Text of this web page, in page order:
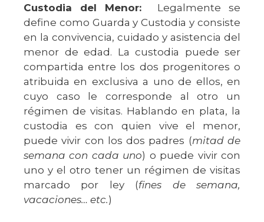
Custodia del Menor: Legalmente se
define como Guarda y Custodia y consiste
en la convivencia, cuidado y asistencia del
menor de edad. La custodia puede ser
compartida entre los dos progenitores o
atribuida en exclusiva a uno de ellos, en
cuyo caso le corresponde al otro un
régimen de visitas. Hablando en plata, la
custodia es con quien vive el menor,
puede vivir con los dos padres (mitad de
semana con cada uno) o puede vivir con
uno y el otro tener un régimen de visitas
marcado por ley (fines de semana,
vacaciones… etc.)